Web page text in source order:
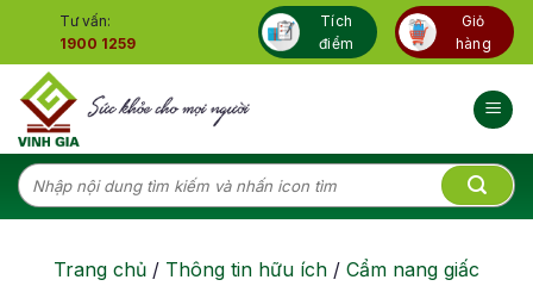
content
Tư vấn:
1900 1259
Tích
điểm
Giỏ
hàng
Tìm
kiếm:
Trang chủ / Thông tin hữu ích / Cẩm nang giấc